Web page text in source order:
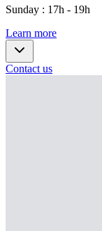
Sunday : 17h - 19h
Learn more
Contact us